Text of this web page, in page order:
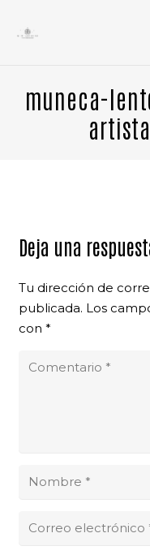
muneca-
Deja una
Tu dirección de
publicada. Los
con *